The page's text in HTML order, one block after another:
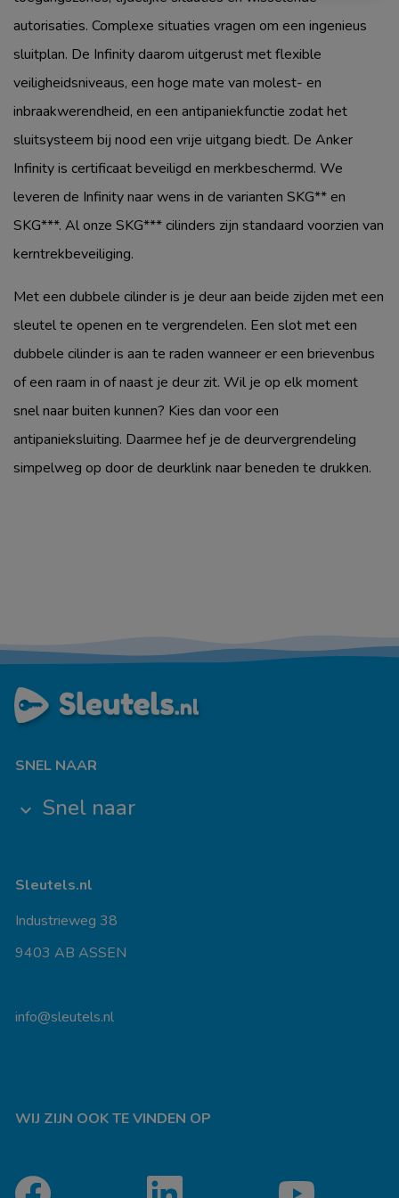
autorisaties. Complexe situaties vragen om een ingenieus
sluitplan. De Infinity daarom uitgerust met flexible
veiligheidsniveaus, een hoge mate van molest- en
inbraakwerendheid, en een antipaniekfunctie zodat het
sluitsysteem bij nood een vrije uitgang biedt. De Anker
Infinity is certificaat beveiligd en merkbeschermd. We
leveren de Infinity naar wens in de varianten SKG** en
SKG***. Al onze SKG*** cilinders zijn standaard voorzien van
kerntrekbeveiliging.
Met een dubbele cilinder is je deur aan beide zijden met een
sleutel te openen en te vergrendelen. Een slot met een
dubbele cilinder is aan te raden wanneer er een brievenbus
of een raam in of naast je deur zit. Wil je op elk moment
snel naar buiten kunnen? Kies dan voor een
antipanieksluiting. Daarmee hef je de deurvergrendeling
simpelweg op door de deurklink naar beneden te drukken.
SNEL NAAR
keyboard_arrow_down Snel naar
Sleutels.nl
Industrieweg 38
9403 AB ASSEN
info@sleutels.nl
WIJ ZIJN OOK TE VINDEN OP